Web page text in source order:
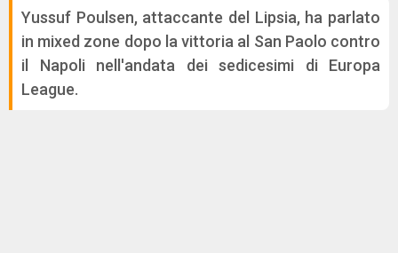
Yussuf Poulsen, attaccante del Lipsia, ha parlato
in mixed zone dopo la vittoria al San Paolo contro
il Napoli nell'andata dei sedicesimi di Europa
League.